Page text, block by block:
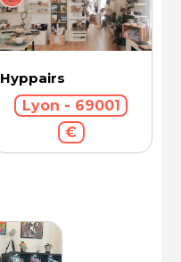
Hyppairs
Lyon - 69001
€